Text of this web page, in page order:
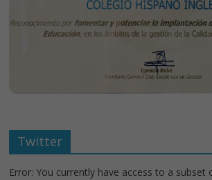
Twitter
Error: You currently have access to a subset